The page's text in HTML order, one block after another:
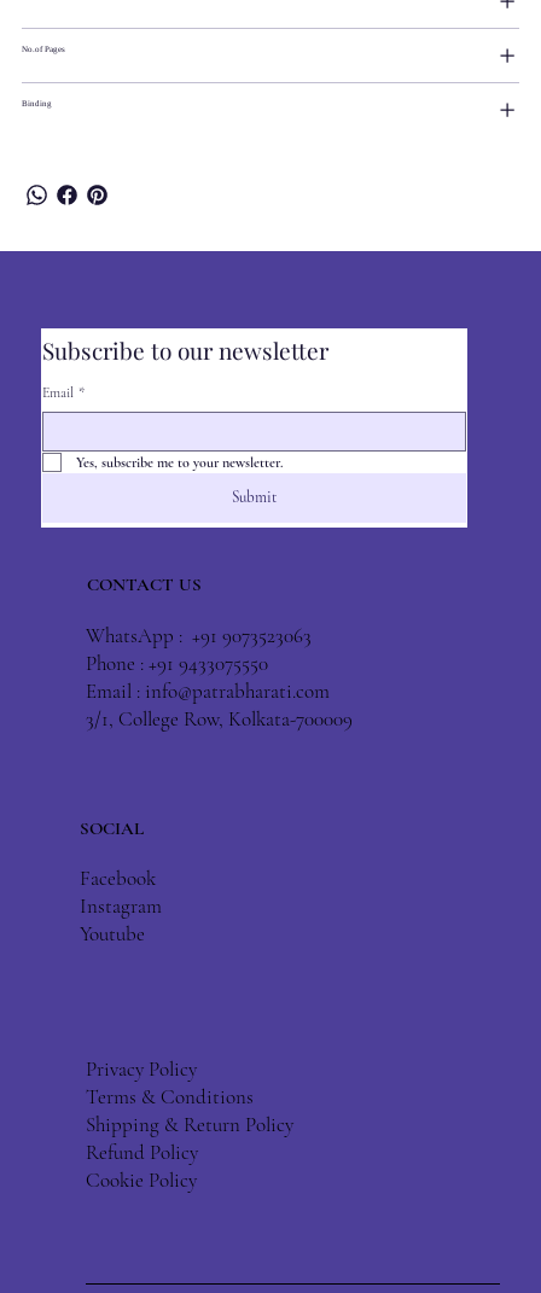
No.of Pages
Binding
Subscribe to our newsletter
Email *
Yes, subscribe me to your newsletter.
Submit
CONTACT US
WhatsApp : +91 9073523063
Phone : +91 9433075550
Email : info@patrabharati.com
3/1, College Row, Kolkata-700009
SOCIAL
Facebook
Instagram
Youtube
Privacy Policy
Terms & Conditions
Shipping & Return Policy
Refund Policy
Cookie Policy